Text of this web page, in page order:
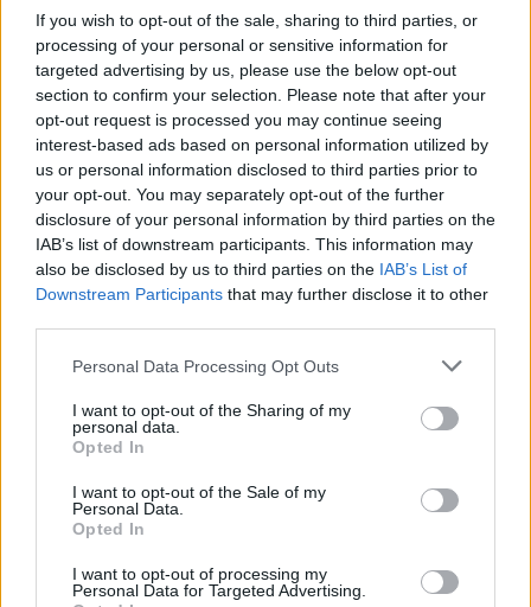
If you wish to opt-out of the sale, sharing to third parties, or
processing of your personal or sensitive information for
targeted advertising by us, please use the below opt-out
section to confirm your selection. Please note that after your
opt-out request is processed you may continue seeing
interest-based ads based on personal information utilized by
us or personal information disclosed to third parties prior to
your opt-out. You may separately opt-out of the further
disclosure of your personal information by third parties on the
IAB’s list of downstream participants. This information may
also be disclosed by us to third parties on the IAB’s List of
Downstream Participants that may further disclose it to other
Personal Data Processing Opt Outs
I want to opt-out of the Sharing of my
personal data.
Opted In
I want to opt-out of the Sale of my
Personal Data.
Opted In
I want to opt-out of processing my
Personal Data for Targeted Advertising.
Esim for Global
for Turkey|Esim for Germany|Esim for Greece |